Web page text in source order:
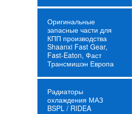
Оригинальные
запасные части для
КПП производства
Shaanxi Fast Gear,
Fast-Eaton, Фаст
Трансмишэн Европа
Радиаторы
охлаждения МАЗ
BSPL / RIDEA